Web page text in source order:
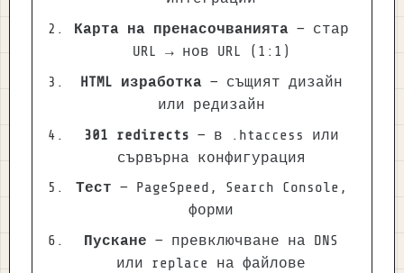
Карта на пренасочванията— стар
URL → нов URL (1:1)
HTML изработка— същият дизайн
или редизайн
301 redirects — в .htaccess или
сървърна конфигурация
Тест — PageSpeed, Search Console,
форми
Пускане — превключване на DNS
или replace на файлове